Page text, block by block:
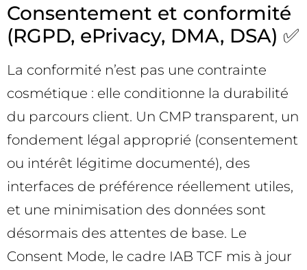
Consentement et conformité
(RGPD, ePrivacy, DMA, DSA) ✅
La conformité n’est pas une contrainte
cosmétique : elle conditionne la durabilité
du parcours client. Un CMP transparent, un
fondement légal approprié (consentement
ou intérêt légitime documenté), des
interfaces de préférence réellement utiles,
et une minimisation des données sont
désormais des attentes de base. Le
Consent Mode, le cadre IAB TCF mis à jour